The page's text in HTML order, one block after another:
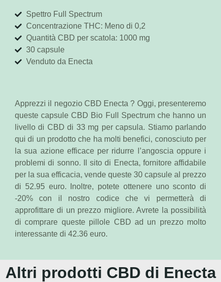
Spettro Full Spectrum
Concentrazione THC: Meno di 0,2
Quantità CBD per scatola: 1000 mg
30 capsule
Venduto da Enecta
Apprezzi il negozio CBD Enecta ? Oggi, presenteremo
queste capsule CBD Bio Full Spectrum che hanno un
livello di CBD di 33 mg per capsula. Stiamo parlando
qui di un prodotto che ha molti benefici, conosciuto per
la sua azione efficace per ridurre l’angoscia oppure i
problemi di sonno. Il sito di Enecta, fornitore affidabile
per la sua efficacia, vende queste 30 capsule al prezzo
di 52.95 euro. Inoltre, potete ottenere uno sconto di
-20% con il nostro codice che vi permetterà di
approfittare di un prezzo migliore. Avrete la possibilità
di comprare queste pillole CBD ad un prezzo molto
interessante di 42.36 euro.
Altri prodotti CBD di Enecta